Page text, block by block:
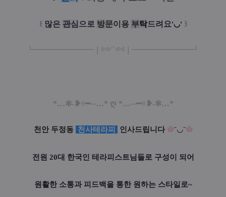
꒰ 많은 관심 으로 방문이 용 부탁드려요'◡' ꒱
┗━━━━━━━━ ❘༻༺❘ ━━━━━━━━┛
*…✼-❥≡━─…* ღ *…─━≡❥-✼…*
천안 두정동 천사테라피 인사드립니다 ✿˘◡˘✿
전원 20대 한국인 테라피스트님들로 구성이 되어
원활한 소통과 피드백을 통한 원하는 스타일로~